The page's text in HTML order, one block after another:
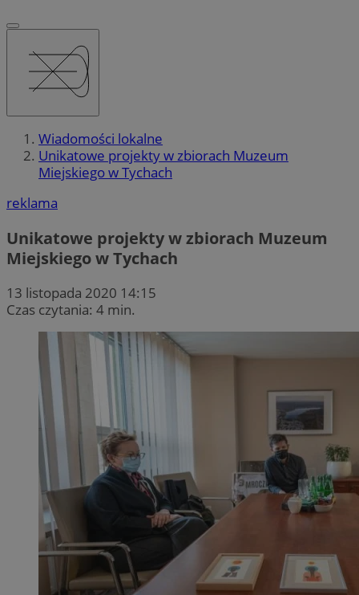
Wiadomości lokalne
Unikatowe projekty w zbiorach Muzeum
Miejskiego w Tychach
reklama
Unikatowe projekty w zbiorach Muzeum
Miejskiego w Tychach
13 listopada 2020 14:15
Czas czytania: 4 min.